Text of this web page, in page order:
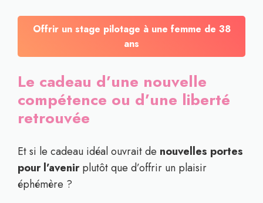
Offrir un stage pilotage à une femme de 38
ans
Le cadeau d’une nouvelle
compétence ou d’une liberté
retrouvée
Et si le cadeau idéal ouvrait de nouvelles portes
pour l’avenirplutôt que d’offrir un plaisir
éphémère ?